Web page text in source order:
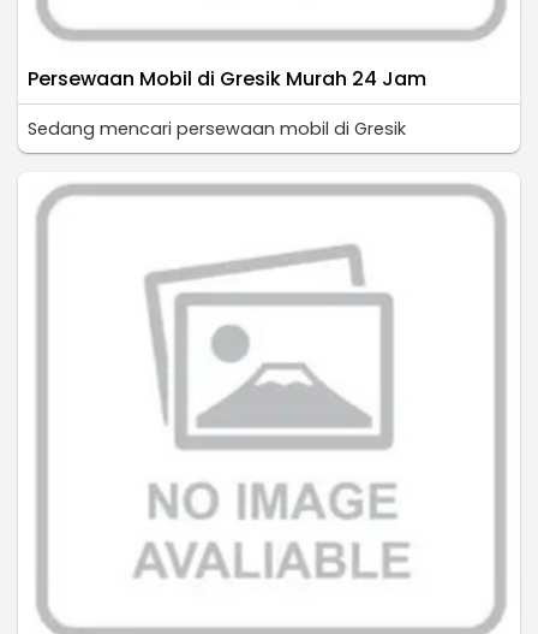
Persewaan Mobil di Gresik Murah 24 Jam
Sedang mencari persewaan mobil di Gresik